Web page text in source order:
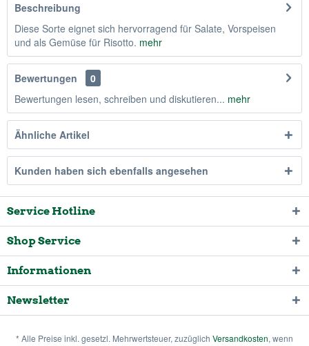
Beschreibung
Diese Sorte eignet sich hervorragend für Salate, Vorspeisen
und als Gemüse für Risotto. mehr
Bewertungen
0
Bewertungen lesen, schreiben und diskutieren... mehr
Ähnliche Artikel
Kunden haben sich ebenfalls angesehen
Service Hotline
Shop Service
Informationen
Newsletter
* Alle Preise inkl. gesetzl. Mehrwertsteuer, zuzüglich Versandkosten, wenn